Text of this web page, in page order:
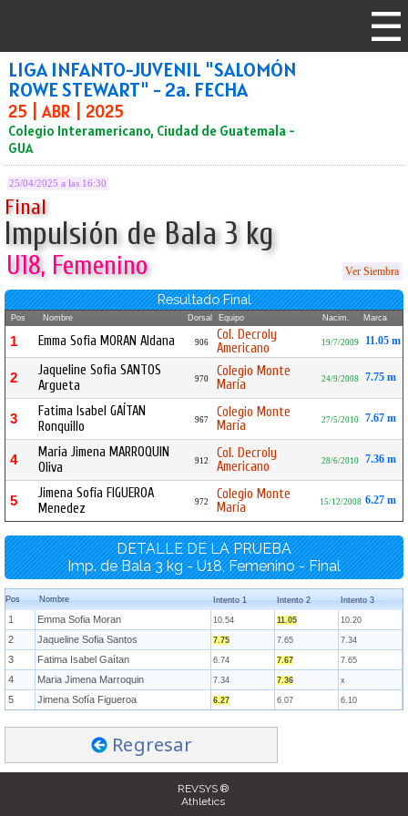
LIGA INFANTO-JUVENIL "SALOMÓN
ROWE STEWART" - 2a. FECHA
25 | ABR | 2025
Colegio Interamericano, Ciudad de Guatemala -
GUA
25/04/2025 a las 16:30
Final
Impulsión de Bala 3 kg
U18, Femenino Ver Siembra
Resultado Final
Pos Nombre Dorsal Equipo Nacim. Marca
1 Emma Sofia MORAN Aldana 906
Col. Decroly
Americano
19/7/2009 11.05 m
2
Jaqueline Sofia SANTOS
Argueta
970
Colegio Monte
María
24/9/2008 7.75 m
3
Fatima Isabel GAÍTAN
Ronquillo
967
Colegio Monte
María
27/5/2010 7.67 m
4
Maria Jimena MARROQUIN
Oliva
912
Col. Decroly
Americano
28/6/2010 7.36 m
5
Jimena Sofía FIGUEROA
Menedez
972
Colegio Monte
María
15/12/2008 6.27 m
DETALLE DE LA PRUEBA
Imp. de Bala 3 kg - U18, Femenino - Final
Pos Nombre Intento 1 Intento 2 Intento 3
1 Emma Sofia Moran 10.54 11.05 10.20
2 Jaqueline Sofia Santos 7.75 7.65 7.34
3 Fatima Isabel Gaítan 6.74 7.67 7.65
4 Maria Jimena Marroquin 7.34 7.36 x
5 Jimena Sofía Figueroa 6.27 6.07 6.10
Regresar
REVSYS ®
Athletics